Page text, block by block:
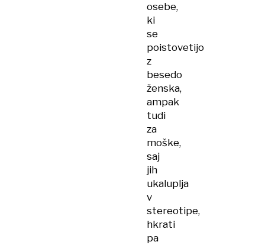
osebe,
ki
se
poistovetijo
z
besedo
ženska,
ampak
tudi
za
moške,
saj
jih
ukaluplja
v
stereotipe,
hkrati
pa